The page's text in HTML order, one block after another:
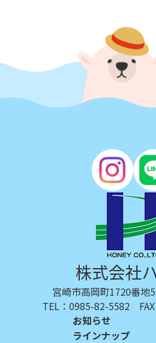
株式会社
宮崎市高岡町1720番地
TEL：0985-82-5582
お知らせ
ラインナップ